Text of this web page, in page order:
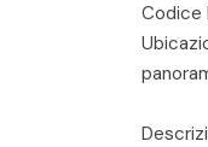
Codice